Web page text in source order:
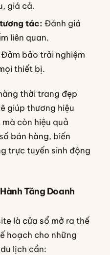
giá cả.
tác: Đánh giá
liên quan.
Đảm bảo trải nghiệm
thiết bị.
thời trang đẹp
giúp thương hiệu
còn hiệu quả
bán hàng, biến
trực tuyến sinh động
Tăng Doanh
là cửa sổ mở ra thế
hoạch cho những
lịch cần: